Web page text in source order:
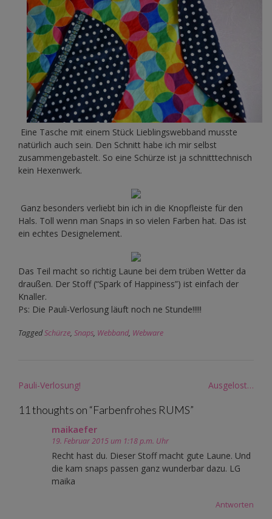
Eine Tasche mit einem Stück Lieblingswebband musste
natürlich auch sein. Den Schnitt habe ich mir selbst
zusammengebastelt. So eine Schürze ist ja schnitttechnisch
kein Hexenwerk.
Ganz besonders verliebt bin ich in die Knopfleiste für den
Hals. Toll wenn man Snaps in so vielen Farben hat. Das ist
ein echtes Designelement.
Das Teil macht so richtig Laune bei dem trüben Wetter da
draußen. Der Stoff (“Spark of Happiness”) ist einfach der
Knaller.
Ps: Die Pauli-Verlosung läuft noch ne Stunde!!!!!
TaggedSchürze, Snaps, Webband, Webware
Post
Pauli-Verlosung! Ausgelost…
11 thoughts on “Farbenfrohes RUMS”
maikaefer
19. Februar 2015 um 1:18 p.m. Uhr
Recht hast du. Dieser Stoff macht gute Laune. Und
die kam snaps passen ganz wunderbar dazu. LG
maika
Antworten